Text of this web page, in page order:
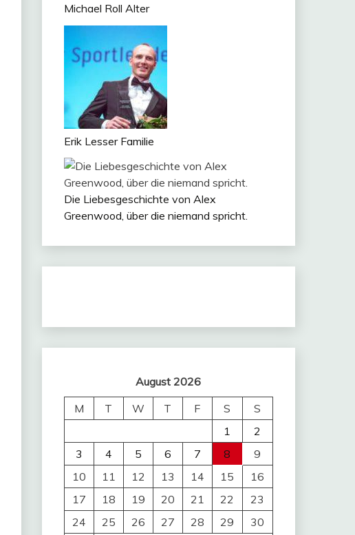
Michael Roll Alter
Erik Lesser Familie
Die Liebesgeschichte von Alex
Greenwood, über die niemand spricht.
August 2026
M
T W T F S
S
1
2
3
4 5 6 7 8
9
10
11 12 13 14 15
16
17
18 19 20 21 22
23
24
25 26 27 28 29 30